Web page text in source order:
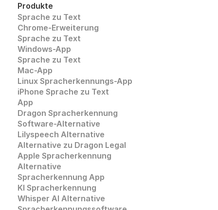
Produkte
Sprache zu Text
Chrome-Erweiterung
Sprache zu Text
Windows-App
Sprache zu Text
Mac-App
Linux Spracherkennungs-App
iPhone Sprache zu Text
App
Dragon Spracherkennung
Software-Alternative
Lilyspeech Alternative
Alternative zu Dragon Legal
Apple Spracherkennung
Alternative
Spracherkennung App
KI Spracherkennung
Whisper AI Alternative